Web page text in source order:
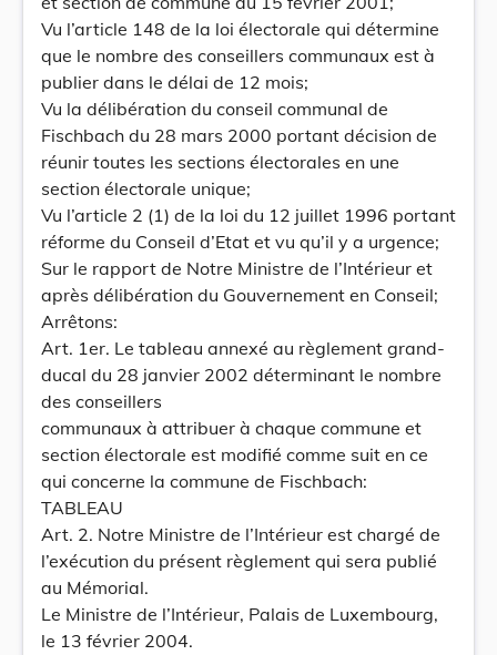
Vu l’article 148 de la loi électorale qui détermine
que le nombre des conseillers communaux est à
publier dans le délai de 12 mois;
Vu la délibération du conseil communal de
Fischbach du 28 mars 2000 portant décision de
réunir toutes les sections électorales en une
section électorale unique;
Vu l’article 2 (1) de la loi du 12 juillet 1996 portant
réforme du Conseil d’Etat et vu qu’il y a urgence;
Sur le rapport de Notre Ministre de l’Intérieur et
après délibération du Gouvernement en Conseil;
Arrêtons:
Art. 1er. Le tableau annexé au règlement grand-
ducal du 28 janvier 2002 déterminant le nombre
des conseillers
communaux à attribuer à chaque commune et
section électorale est modifié comme suit en ce
qui concerne la commune de Fischbach:
TABLEAU
Art. 2. Notre Ministre de l’Intérieur est chargé de
l’exécution du présent règlement qui sera publié
au Mémorial.
Le Ministre de l’Intérieur, Palais de Luxembourg,
le 13 février 2004.